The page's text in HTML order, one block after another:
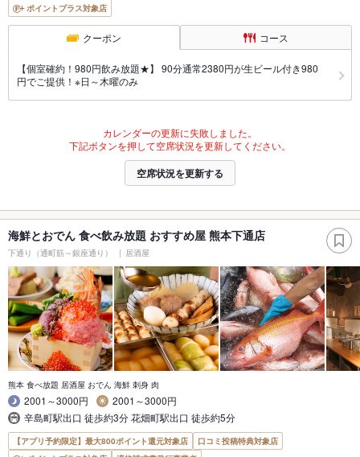
ポイントプラス対象店
クーポン コース
【個室確約！980円飲み放題★】 90分通常2380円が生ビール付き980
円でご提供！※日～木曜のみ
カレンダーの更新に失敗しました。
下記ボタンを押して空席状況を更新してください。
空席状況を更新する
海鮮とおでん 食べ飲み放題 おすすめ屋 熊本下通店
下通り（通町筋～銀座通り） 居酒屋
熊本 食べ放題 居酒屋 おでん 海鮮 刺身 肉
2001～3000円
2001～3000円
辛島町駅出口 徒歩約3分 花畑町駅出口 徒歩約5分
【アプリ予約限定】最大800ポイント還元対象店
口コミ投稿特典対象店